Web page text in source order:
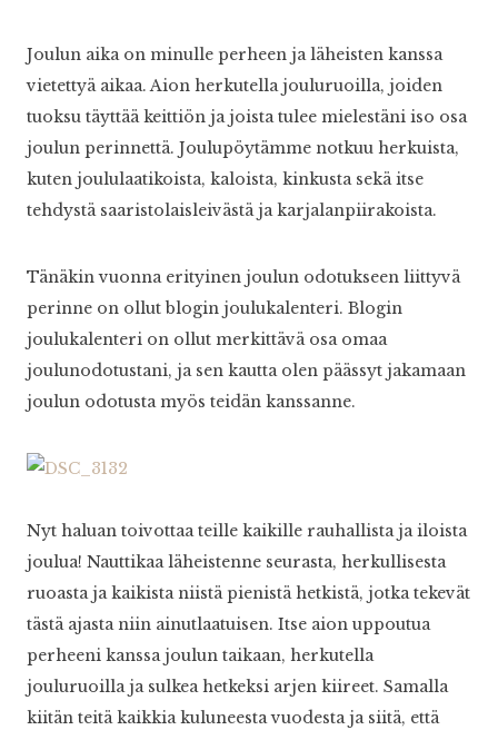
Joulun aika on minulle perheen ja läheisten kanssa
vietettyä aikaa. Aion herkutella jouluruoilla, joiden
tuoksu täyttää keittiön ja joista tulee mielestäni iso osa
joulun perinnettä. Joulupöytämme notkuu herkuista,
kuten joululaatikoista, kaloista, kinkusta sekä itse
tehdystä saaristolaisleivästä ja karjalanpiirakoista.
Tänäkin vuonna erityinen joulun odotukseen liittyvä
perinne on ollut blogin joulukalenteri. Blogin
joulukalenteri on ollut merkittävä osa omaa
joulunodotustani, ja sen kautta olen päässyt jakamaan
joulun odotusta myös teidän kanssanne.
Nyt haluan toivottaa teille kaikille rauhallista ja iloista
joulua! Nauttikaa läheistenne seurasta, herkullisesta
ruoasta ja kaikista niistä pienistä hetkistä, jotka tekevät
tästä ajasta niin ainutlaatuisen. Itse aion uppoutua
perheeni kanssa joulun taikaan, herkutella
jouluruoilla ja sulkea hetkeksi arjen kiireet. Samalla
kiitän teitä kaikkia kuluneesta vuodesta ja siitä, että